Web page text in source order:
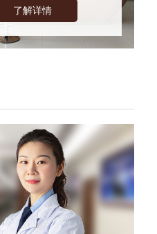
了解详情